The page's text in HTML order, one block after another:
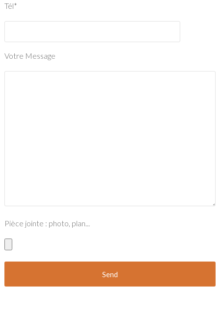
Tél*
Votre Message
Pièce jointe : photo, plan...